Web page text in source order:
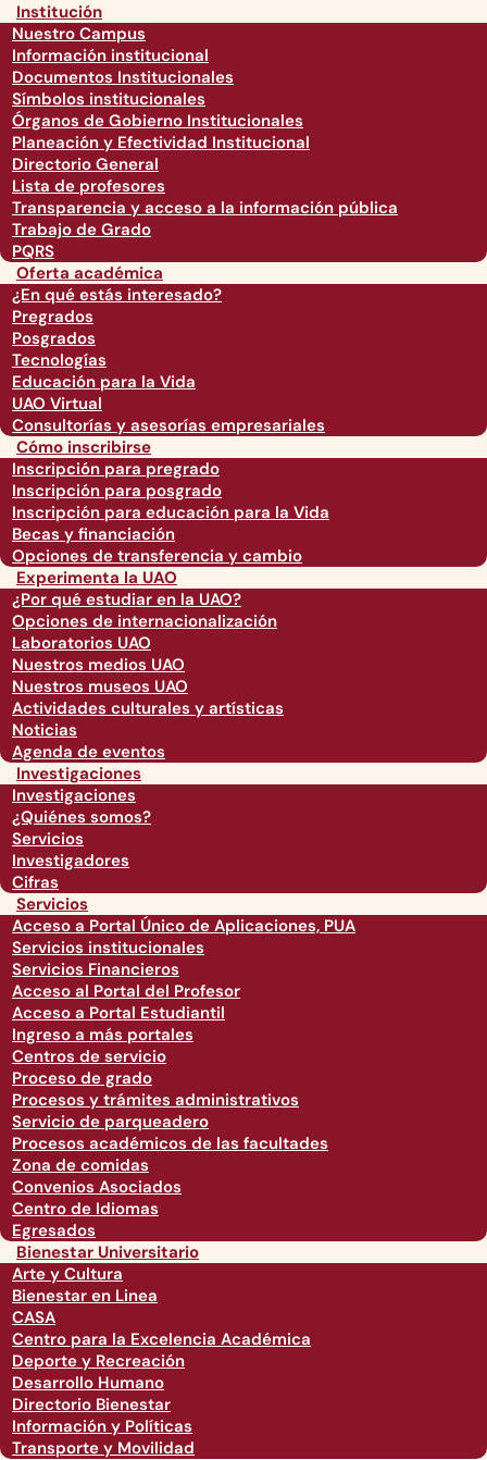
Institución
Nuestro Campus
Información institucional
Documentos Institucionales
Símbolos institucionales
Órganos de Gobierno Institucionales
Planeación y Efectividad Institucional
Directorio General
Lista de profesores
Transparencia y acceso a la información pública
Trabajo de Grado
PQRS
Oferta académica
¿En qué estás interesado?
Pregrados
Posgrados
Tecnologías
Educación para la Vida
UAO Virtual
Consultorías y asesorías empresariales
Cómo inscribirse
Inscripción para pregrado
Inscripción para posgrado
Inscripción para educación para la Vida
Becas y financiación
Opciones de transferencia y cambio
Experimenta la UAO
¿Por qué estudiar en la UAO?
Opciones de internacionalización
Laboratorios UAO
Nuestros medios UAO
Nuestros museos UAO
Actividades culturales y artísticas
Noticias
Agenda de eventos
Investigaciones
Investigaciones
¿Quiénes somos?
Servicios
Investigadores
Cifras
Servicios
Acceso a Portal Único de Aplicaciones, PUA
Servicios institucionales
Servicios Financieros
Acceso al Portal del Profesor
Acceso a Portal Estudiantil
Ingreso a más portales
Centros de servicio
Proceso de grado
Procesos y trámites administrativos
Servicio de parqueadero
Procesos académicos de las facultades
Zona de comidas
Convenios Asociados
Centro de Idiomas
Egresados
Bienestar Universitario
Arte y Cultura
Bienestar en Linea
CASA
Centro para la Excelencia Académica
Deporte y Recreación
Desarrollo Humano
Directorio Bienestar
Información y Políticas
Transporte y Movilidad